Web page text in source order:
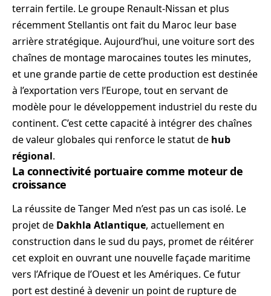
terrain fertile. Le groupe Renault-Nissan et plus
récemment Stellantis ont fait du Maroc leur base
arrière stratégique. Aujourd’hui, une voiture sort des
chaînes de montage marocaines toutes les minutes,
et une grande partie de cette production est destinée
à l’exportation vers l’Europe, tout en servant de
modèle pour le développement industriel du reste du
continent. C’est cette capacité à intégrer des chaînes
de valeur globales qui renforce le statut de hub
régional.
La connectivité portuaire comme moteur de
croissance
La réussite de Tanger Med n’est pas un cas isolé. Le
projet de Dakhla Atlantique, actuellement en
construction dans le sud du pays, promet de réitérer
cet exploit en ouvrant une nouvelle façade maritime
vers l’Afrique de l’Ouest et les Amériques. Ce futur
port est destiné à devenir un point de rupture de